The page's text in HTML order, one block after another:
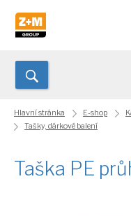
Hlavní stránka E-shop
Tašky, dárkové balení
Taška PE